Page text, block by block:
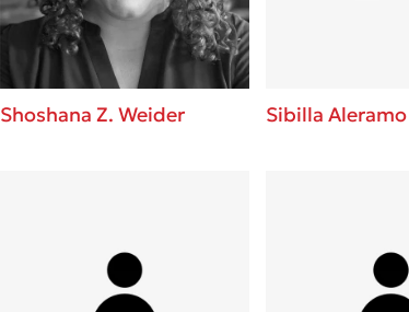
Shoshana Z. Weider Sibilla Aleramo